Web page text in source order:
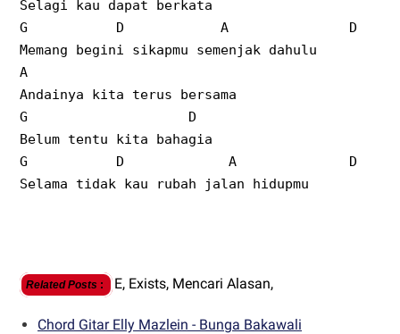
Selagi kau dapat berkata
G D A D
Memang begini sikapmu semenjak dahulu
A
Andainya kita terus bersama
G D
Belum tentu kita bahagia
G D A D
Selama tidak kau rubah jalan hidupmu
Related Posts : E, Exists, Mencari Alasan,
Chord Gitar Elly Mazlein - Bunga Bakawali